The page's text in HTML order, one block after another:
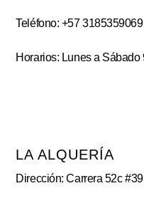
Teléfono: +57 3185359069
Horarios: Lunes a Sábado
LA ALQUERÍA
Dirección: Carrera 52c